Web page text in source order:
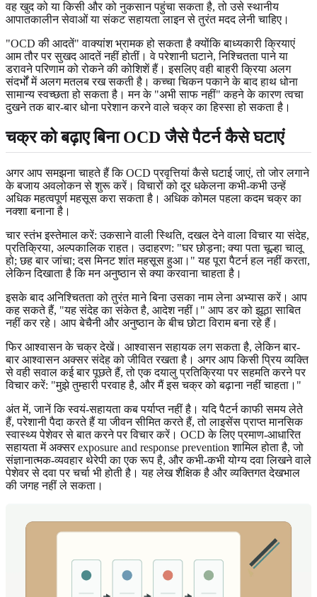
वह खुद को या किसी और को नुकसान पहुंचा सकता है, तो उसे स्थानीय
आपातकालीन सेवाओं या संकट सहायता लाइन से तुरंत मदद लेनी चाहिए।
"OCD की आदतें" वाक्यांश भ्रामक हो सकता है क्योंकि बाध्यकारी क्रियाएं
आम तौर पर सुखद आदतें नहीं होतीं। वे परेशानी घटाने, निश्चितता पाने या
डरावने परिणाम को रोकने की कोशिशें हैं। इसलिए वही बाहरी क्रिया अलग
संदर्भों में अलग मतलब रख सकती है। कच्चा चिकन पकाने के बाद हाथ धोना
सामान्य स्वच्छता हो सकता है। मन के "अभी साफ नहीं" कहने के कारण त्वचा
दुखने तक बार-बार धोना परेशान करने वाले चक्र का हिस्सा हो सकता है।
चक्र को बढ़ाए बिना OCD जैसे पैटर्न कैसे घटाएं
अगर आप समझना चाहते हैं कि OCD प्रवृत्तियां कैसे घटाई जाएं, तो जोर लगाने
के बजाय अवलोकन से शुरू करें। विचारों को दूर धकेलना कभी-कभी उन्हें
अधिक महत्वपूर्ण महसूस करा सकता है। अधिक कोमल पहला कदम चक्र का
नक्शा बनाना है।
चार स्तंभ इस्तेमाल करें: उकसाने वाली स्थिति, दखल देने वाला विचार या संदेह,
प्रतिक्रिया, अल्पकालिक राहत। उदाहरण: "घर छोड़ना; क्या पता चूल्हा चालू
हो; छह बार जांचा; दस मिनट शांत महसूस हुआ।" यह पूरा पैटर्न हल नहीं करता,
लेकिन दिखाता है कि मन अनुष्ठान से क्या करवाना चाहता है।
इसके बाद अनिश्चितता को तुरंत माने बिना उसका नाम लेना अभ्यास करें। आप
कह सकते हैं, "यह संदेह का संकेत है, आदेश नहीं।" आप डर को झूठा साबित
नहीं कर रहे। आप बेचैनी और अनुष्ठान के बीच छोटा विराम बना रहे हैं।
फिर आश्वासन के चक्र देखें। आश्वासन सहायक लग सकता है, लेकिन बार-
बार आश्वासन अक्सर संदेह को जीवित रखता है। अगर आप किसी प्रिय व्यक्ति
से वही सवाल कई बार पूछते हैं, तो एक दयालु प्रतिक्रिया पर सहमति करने पर
विचार करें: "मुझे तुम्हारी परवाह है, और मैं इस चक्र को बढ़ाना नहीं चाहता।"
अंत में, जानें कि स्वयं-सहायता कब पर्याप्त नहीं है। यदि पैटर्न काफी समय लेते
हैं, परेशानी पैदा करते हैं या जीवन सीमित करते हैं, तो लाइसेंस प्राप्त मानसिक
स्वास्थ्य पेशेवर से बात करने पर विचार करें। OCD के लिए प्रमाण-आधारित
सहायता में अक्सर exposure and response prevention शामिल होता है, जो
संज्ञानात्मक-व्यवहार थेरेपी का एक रूप है, और कभी-कभी योग्य दवा लिखने वाले
पेशेवर से दवा पर चर्चा भी होती है। यह लेख शैक्षिक है और व्यक्तिगत देखभाल
की जगह नहीं ले सकता।